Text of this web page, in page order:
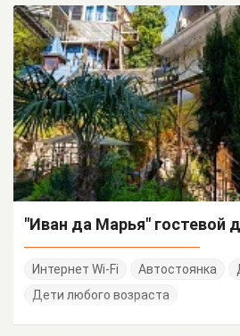
"Иван да Марья" гостевой
Интернет Wi-Fi Автостоянка
Дети любого возраста